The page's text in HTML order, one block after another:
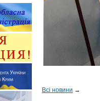
Всі новини →